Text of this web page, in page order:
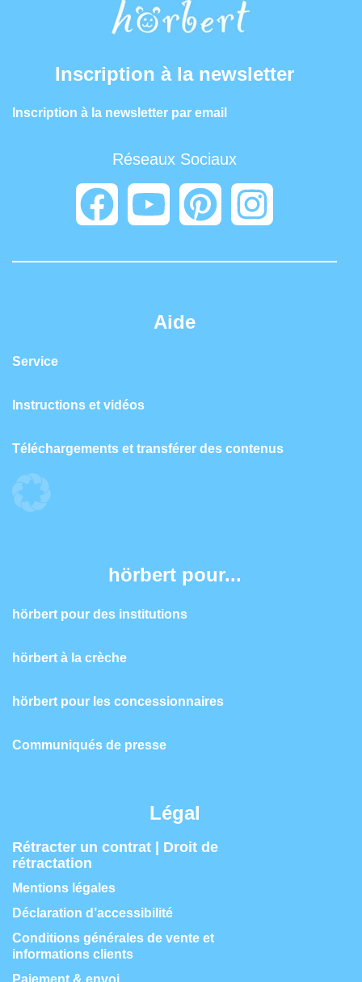
Inscription à la newsletter
Inscription à la newsletter par email
Réseaux Sociaux
Aide
Service
Instructions et vidéos
Téléchargements et transférer des contenus
hörbert pour...
hörbert pour des institutions
hörbert à la crèche
hörbert pour les concessionnaires
Communiqués de presse
Légal
Rétracter un contrat | Droit de
rétractation
Mentions légales
Déclaration d’accessibilité
Conditions générales de vente et
informations clients
Paiement & envoi